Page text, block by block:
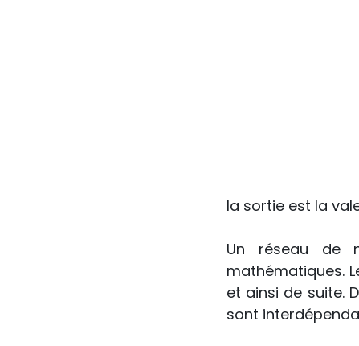
la sortie est la
Un réseau de
mathématiques.
et ainsi de suite.
sont